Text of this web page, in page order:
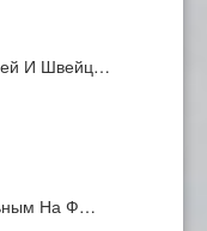
И Швейц…
На Ф…